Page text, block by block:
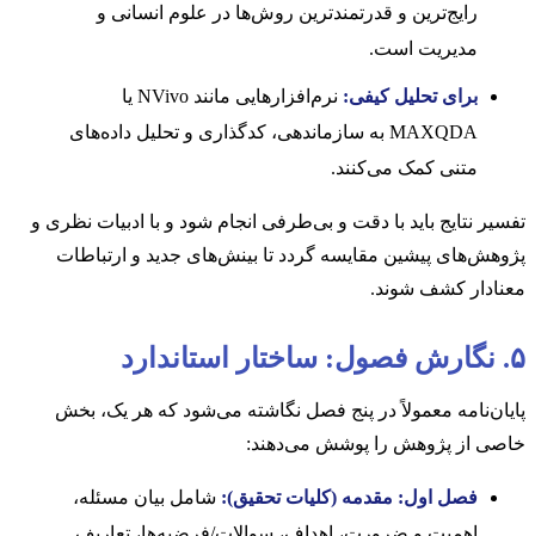
رایج‌ترین و قدرتمندترین روش‌ها در علوم انسانی و
مدیریت است.
برای تحلیل کیفی:
نرم‌افزارهایی مانند NVivo یا
MAXQDA به سازماندهی، کدگذاری و تحلیل داده‌های
متنی کمک می‌کنند.
تفسیر نتایج باید با دقت و بی‌طرفی انجام شود و با ادبیات نظری و
پژوهش‌های پیشین مقایسه گردد تا بینش‌های جدید و ارتباطات
معنادار کشف شوند.
۵. نگارش فصول: ساختار استاندارد
پایان‌نامه معمولاً در پنج فصل نگاشته می‌شود که هر یک، بخش
خاصی از پژوهش را پوشش می‌دهند:
فصل اول: مقدمه (کلیات تحقیق): شامل بیان مسئله،